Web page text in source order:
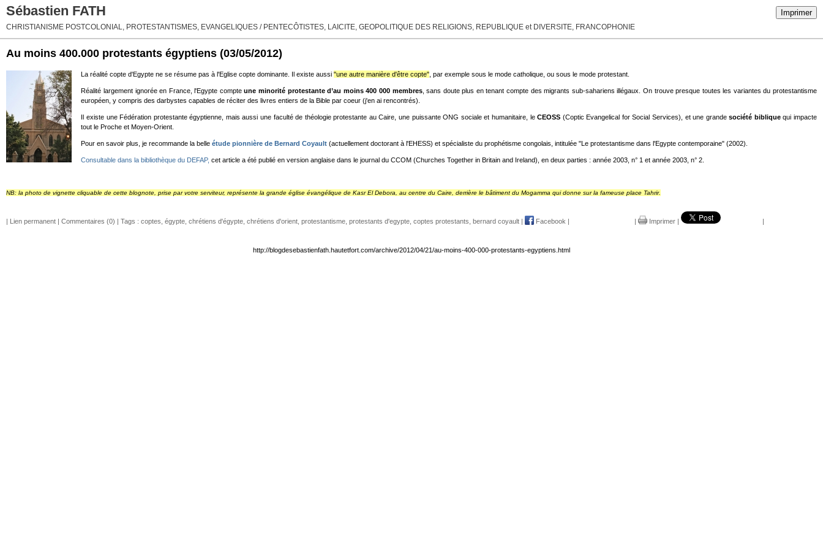
Imprimer
Sébastien FATH
CHRISTIANISME POSTCOLONIAL, PROTESTANTISMES, EVANGELIQUES / PENTECÔTISTES, LAICITE, GEOPOLITIQUE DES RELIGIONS, REPUBLIQUE et DIVERSITE, FRANCOPHONIE
Au moins 400.000 protestants égyptiens (03/05/2012)
La réalité copte d'Egypte ne se résume pas à l'Eglise copte dominante. Il existe aussi"une autre manière d'être copte" , par exemple sous le mode catholique, ou sous le mode protestant.
Réalité largement ignorée en France, l'Egypte compteune minorité protestante d’au moins 400 000 membres, sans doute plus en tenant compte des migrants sub-sahariens illégaux. On trouve presque toutes les variantes du protestantisme
européen, y compris des darbystes capables de réciter des livres entiers de la Bible par coeur (j'en ai rencontrés).
Il existe une Fédération protestante égyptienne, mais aussi une faculté de théologie protestante au Caire, une puissante ONG sociale et humanitaire, leCEOSS (Coptic Evangelical for Social Services), et une grandesociété bibliquequi impacte
tout le Proche et Moyen-Orient.
Pour en savoir plus, je recommande la belleétude pionnière de Bernard Coyault (actuellement doctorant à l'EHESS) et spécialiste du prophétisme congolais, intitulée "Le protestantisme dans l'Egypte contemporaine" (2002).
Consultable dans la bibliothèque du DEFAP, cet article a été publié en version anglaise dans le journal du CCOM (Churches Together in Britain and Ireland), en deux parties : année 2003, n° 1 et année 2003, n° 2.
NB: la photo de vignette cliquable de cette blognote, prise par votre serviteur, représente la grande église évangélique de Kasr El Debora, au centre du Caire, derrière le bâtiment du Mogamma qui donne sur la fameuse place Tahrir.
| Lien permanent | Commentaires (0) | Tags : coptes égypte chrétiens d'égypte chrétiens d'orient protestantisme protestants d'egypte coptes protestants bernard coyault | Facebook | | Imprimer | |
http://blogdesebastienfath.hautetfort.com/archive/2012/04/21/au-moins-400-000-protestants-egyptiens.html